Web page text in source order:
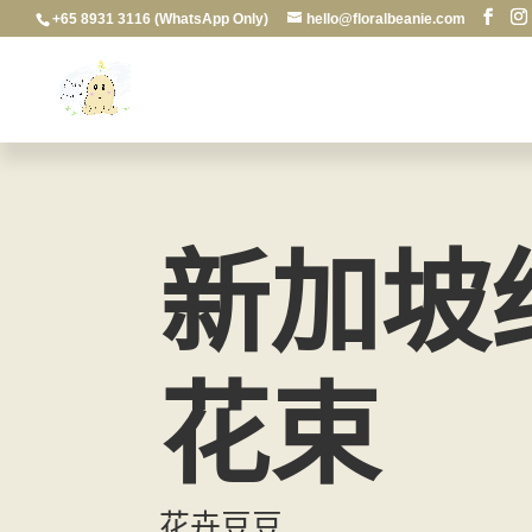
+65 8931 3116 (WhatsApp Only) hello@floralbeanie.com
新加坡
花束